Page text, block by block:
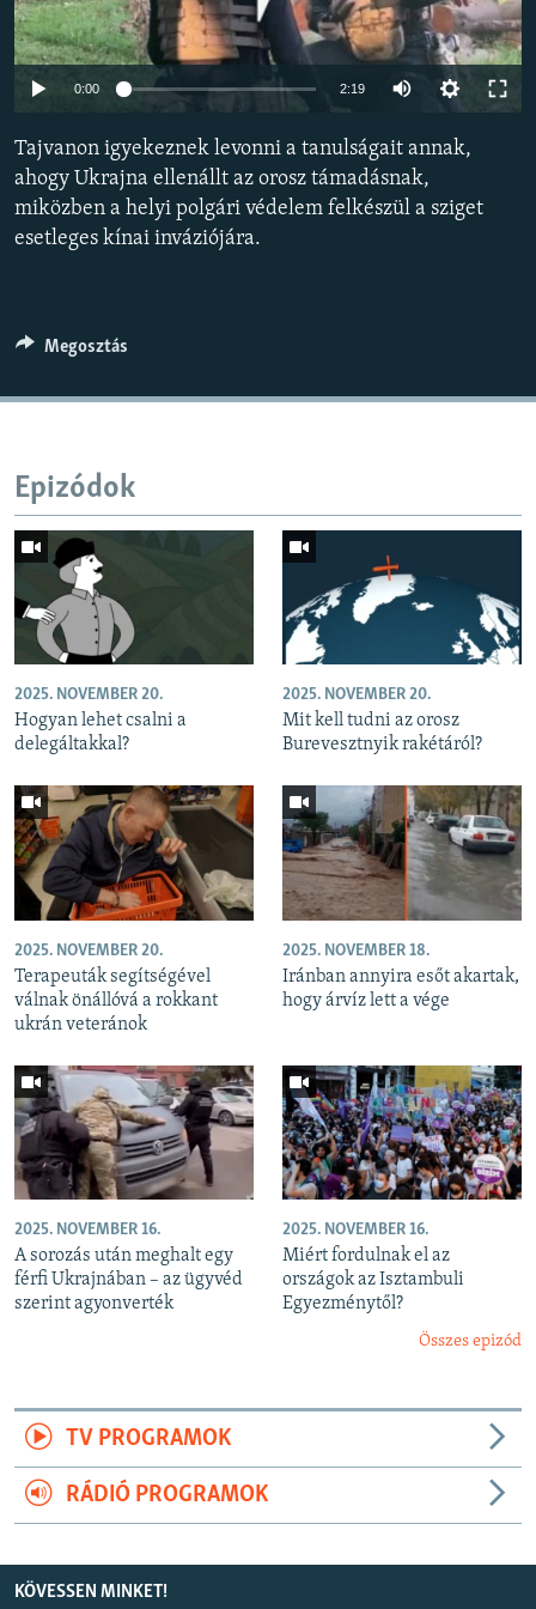
EURÓPAI UNIÓ
VILÁG
KLÍMAVÁLTOZÁS
A MÚLT TANULSÁGAI
KÖVESSEN MINKET! 240p
0:00 2:19
360p
480p
Tajvanon igyekeznek levonni a tanulságait annak,
ahogy Ukrajna ellenállt az orosz támadásnak,
miközben a helyi polgári védelem felkészül a sziget
esetleges kínai inváziójára.
Megosztás
Epizódok
2025. NOVEMBER 20.
Hogyan lehet csalni a
delegáltakkal?
2025. NOVEMBER 20.
Mit kell tudni az orosz
Burevesztnyik rakétáról?
2025. NOVEMBER 20.
Terapeuták segítségével
válnak önállóvá a rokkant
ukrán veteránok
2025. NOVEMBER 18.
Iránban annyira esőt akartak,
hogy árvíz lett a vége
2025. NOVEMBER 16.
A sorozás után meghalt egy
férfi Ukrajnában – az ügyvéd
szerint agyonverték
2025. NOVEMBER 16.
Miért fordulnak el az
országok az Isztambuli
Egyezménytől?
Összes epizód
TV PROGRAMOK
RÁDIÓ PROGRAMOK
KÖVESSEN MINKET!